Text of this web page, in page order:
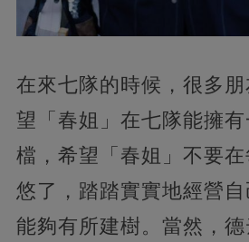
在來七隊的時候，很多
望「春姐」在七隊能擁
檔，希望「春姐」不要
悠了，踏踏實實地經營
能夠有所建樹。當然，